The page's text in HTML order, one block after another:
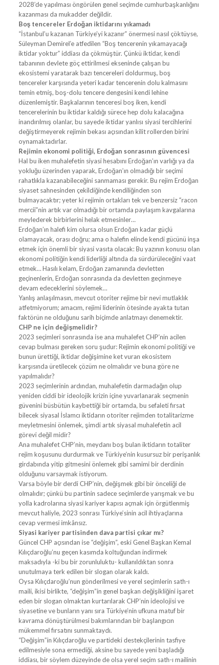
2028’de yapılması öngörülen genel seçimde cumhurbaşkanlığını
kazanması da mukadder değildir.
Boş tencereler Erdoğan iktidarını yıkamadı
“İstanbul’u kazanan Türkiye’yi kazanır” önermesi nasıl çöktüyse,
Süleyman Demirel’e atfedilen “Boş tencerenin yıkamayacağı
iktidar yoktur” iddiası da çökmüştür. Çünkü iktidar, kendi
tabanının devlete göç ettirilmesi ekseninde çalışan bu
ekosistemi yaratarak bazı tencereleri doldurmuş, boş
tencereler karşısında yeteri kadar tencerenin dolu kalmasını
temin etmiş, boş-dolu tencere dengesini kendi lehine
düzenlemiştir. Başkalarının tenceresi boş iken, kendi
tencerelerinin bu iktidar kaldığı sürece hep dolu kalacağına
inandırılmış olanlar, bu sayede iktidar yanlısı siyasi tercihlerini
değiştirmeyerek rejimin bekası açısından kilit rollerden birini
oynamaktadırlar.
Rejimin ekonomi politiği, Erdoğan sonrasının güvencesi
Hal bu iken muhalefetin siyasi hesabını Erdoğan’ın varlığı ya da
yokluğu üzerinden yaparak, Erdoğan’ın olmadığı bir seçimi
rahatlıkla kazanabileceğini sanmaması gerekir. Bu rejim Erdoğan
siyaset sahnesinden çekildiğinde kendiliğinden son
bulmayacaktır; yeter ki rejimin ortakları tek ve benzersiz “racon
mercii”nin artık var olmadığı bir ortamda paylaşım kavgalarına
meylederek birbirlerini helak etmesinler…
Erdoğan’ın halefi kim olursa olsun Erdoğan kadar güçlü
olamayacak, orası doğru; ama o halefin elinde kendi gücünü inşa
etmek için önemli bir siyasi vasıta olacak: Bu yazının konusu olan
ekonomi politiğin kendi liderliği altında da sürdürüleceğini vaat
etmek… Hasılı kelam, Erdoğan zamanında devletten
geçinenlerin, Erdoğan sonrasında da devletten geçinmeye
devam edeceklerini söylemek…
Yanlış anlaşılmasın, mevcut otoriter rejime bir nevi mutlaklık
atfetmiyorum; amacım, rejimi liderinin ötesinde ayakta tutan
faktörün ne olduğunu sarih biçimde anlatmayı denemektir.
CHP ne için değişmelidir?
2023 seçimleri sonrasında ise ana muhalefet CHP’nin acilen
cevap bulması gereken soru şudur: Rejimin ekonomi politiği ve
bunun ürettiği, iktidar değişimine ket vuran ekosistem
karşısında üretilecek çözüm ne olmalıdır ve buna göre ne
yapılmalıdır?
2023 seçimlerinin ardından, muhalefetin darmadağın olup
yeniden ciddi bir ideolojik krizin içine yuvarlanarak seçmenin
güvenini büsbütün kaybettiği bir ortamda, bu sefaleti fırsat
bilecek siyasal İslamcı iktidarın otoriter rejimden totalitarizme
meyletmesini önlemek, şimdi artık siyasal muhalefetin acil
görevi değil midir?
Ana muhalefet CHP’nin, meydanı boş bulan iktidarın totaliter
rejim koşusunu durdurmak ve Türkiye’nin kusursuz bir perişanlık
girdabında yitip gitmesini önlemek gibi samimi bir derdinin
olduğunu varsaymak istiyorum.
Varsa böyle bir derdi CHP’nin, değişmek gibi bir önceliği de
olmalıdır; çünkü bu partinin sadece seçimlerde yarışmak ve bu
yolla kadrolarına siyasi kariyer kapısı açmak için örgütlenmiş
mevcut haliyle, 2023 sonrası Türkiye’sinin acil ihtiyaçlarına
cevap vermesi imkânsız.
Siyasi kariyer partisinden dava partisi çıkar mı?
Güncel CHP açısından ise “değişim”, eski Genel Başkan Kemal
Kılıçdaroğlu’nu geçen kasımda koltuğundan indirmek
maksadıyla -ki bu bir zorunluluktu- kullanıldıktan sonra
unutulmaya terk edilen bir slogan olarak kaldı.
Oysa Kılıçdaroğlu’nun gönderilmesi ve yerel seçimlerin sath-ı
maili, ikisi birlikte, “değişim”in genel başkan değişikliğini işaret
eden bir slogan olmaktan kurtarılarak CHP’nin ideolojisi ve
siyasetine ve bunların yanı sıra Türkiye’nin ufkuna matuf bir
kavrama dönüştürülmesi bakımlarından bir başlangıcın
mükemmel fırsatını sunmaktaydı.
“Değişim”in Kılıçdaroğlu ve partideki destekçilerinin tasfiye
edilmesiyle sona ermediği, aksine bu sayede yeni başladığı
iddiası, bir söylem düzeyinde de olsa yerel seçim sath-ı mailinin